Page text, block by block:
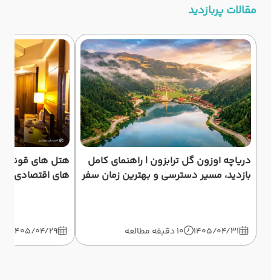
مقالات پربازدید
دریاچه اوزون گل ترابزون | راهنمای کامل
بازدید، مسیر دسترسی و بهترین زمان سفر
1405/04/31 10 دقیقه مطالعه
هتل های قونیه
های اقتصادی و
1405/04/29